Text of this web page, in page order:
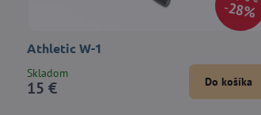
28%
Athletic W-1
Skladom
15 € Do košíka